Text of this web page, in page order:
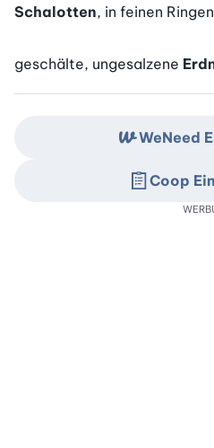
Schalotten, in feinen Ringen
geschälte, ungesalzene
WeNeed
Coop